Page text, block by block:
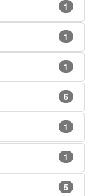
1
1
1
6
1
1
5